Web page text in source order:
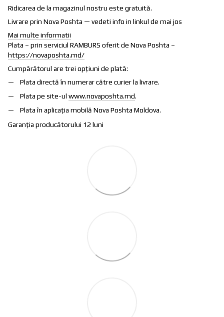
Ridicarea de la magazinul nostru este gratuită.
Livrare prin Nova Poshta — vedeti info in linkul de mai jos
Mai multe informatii
Plata – prin serviciul RAMBURS oferit de Nova Poshta –
https://novaposhta.md/
Cumpărătorul are trei opțiuni de plată:
Plata directă în numerar către curier la livrare.
Plata pe site-ul www.novaposhta.md.
Plata în aplicația mobilă Nova Poshta Moldova.
Garanția producătorului 12 luni